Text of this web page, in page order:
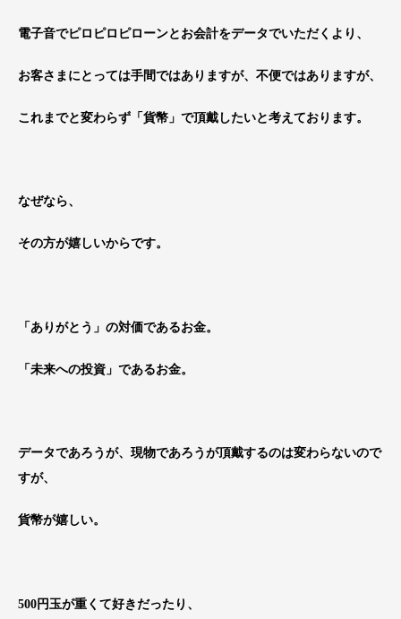
電子音でピロピロピローンとお会計をデータでいただくより、
お客さまにとっては手間ではありますが、不便ではありますが、
これまでと変わらず「貨幣」で頂戴したいと考えております。
なぜなら、
その方が嬉しいからです。
「ありがとう」の対価であるお金。
「未来への投資」であるお金。
データであろうが、現物であろうが頂戴するのは変わらないので
すが、
貨幣が嬉しい。
500円玉が重くて好きだったり、